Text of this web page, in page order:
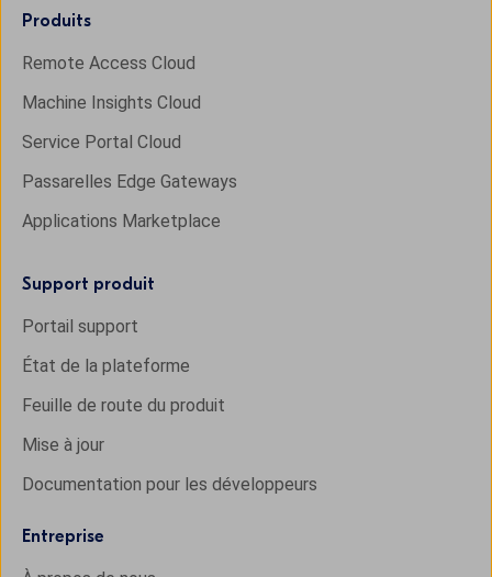
Produits
Remote Access Cloud
Machine Insights Cloud
Service Portal Cloud
Passarelles Edge Gateways
Applications Marketplace
Support produit
Portail support
État de la plateforme
Feuille de route du produit
Mise à jour
Documentation pour les développeurs
Entreprise